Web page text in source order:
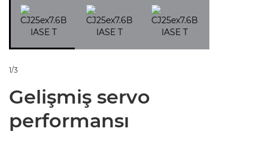
1/3
Gelişmiş servo
performansı